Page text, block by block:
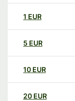
1 EUR
5 EUR
10 EUR
20 EUR